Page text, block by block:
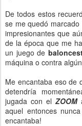
De todos estos
se me quedó
impresionantes que
de la época que me
un juego de
máquina o contra
Me encantaba eso de
detendría
jugada con el ZOOM
aquel entonces
encantaba!